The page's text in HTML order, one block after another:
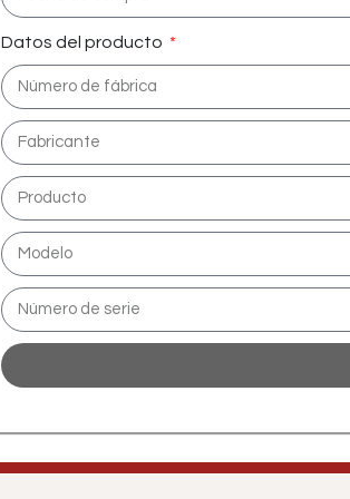
Datos del producto